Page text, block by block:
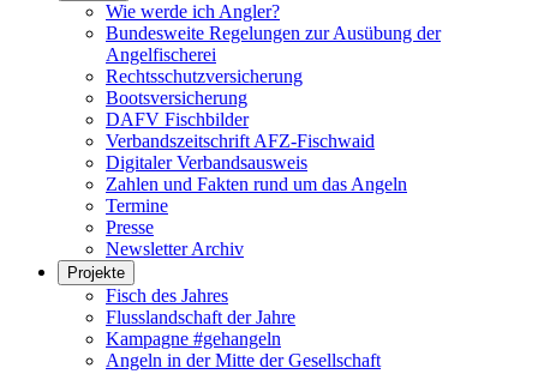
Wie werde ich Angler?
Bundesweite Regelungen zur Ausübung der
Angelfischerei
Rechtsschutzversicherung
Bootsversicherung
DAFV Fischbilder
Verbandszeitschrift AFZ-Fischwaid
Digitaler Verbandsausweis
Zahlen und Fakten rund um das Angeln
Termine
Presse
Newsletter Archiv
Projekte
Fisch des Jahres
Flusslandschaft der Jahre
Kampagne #gehangeln
Angeln in der Mitte der Gesellschaft